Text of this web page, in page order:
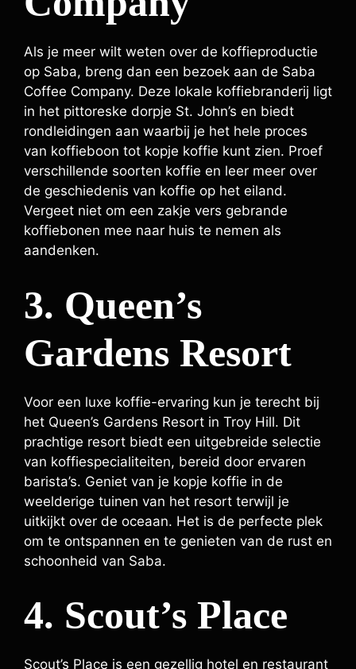
Als je meer wilt weten over de koffieproductie
op Saba, breng dan een bezoek aan de Saba
Coffee Company. Deze lokale koffiebranderij ligt
in het pittoreske dorpje St. John’s en biedt
rondleidingen aan waarbij je het hele proces
van koffieboon tot kopje koffie kunt zien. Proef
verschillende soorten koffie en leer meer over
de geschiedenis van koffie op het eiland.
Vergeet niet om een zakje vers gebrande
koffiebonen mee naar huis te nemen als
aandenken.
3. Queen’s
Gardens Resort
Voor een luxe koffie-ervaring kun je terecht bij
het Queen’s Gardens Resort in Troy Hill. Dit
prachtige resort biedt een uitgebreide selectie
van koffiespecialiteiten, bereid door ervaren
barista’s. Geniet van je kopje koffie in de
weelderige tuinen van het resort terwijl je
uitkijkt over de oceaan. Het is de perfecte plek
om te ontspannen en te genieten van de rust en
schoonheid van Saba.
4. Scout’s Place
Scout’s Place is een gezellig hotel en restaurant